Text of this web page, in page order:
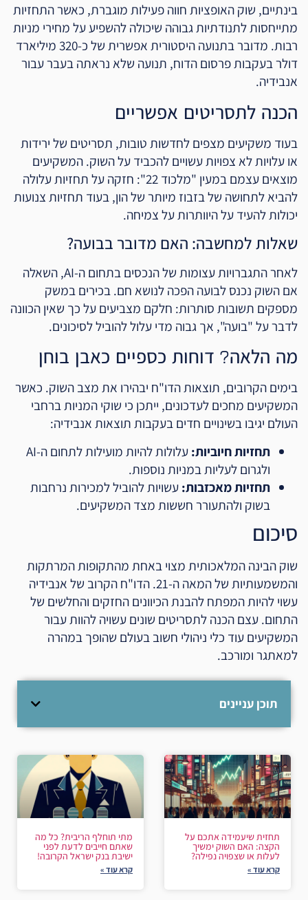
בינתיים, שוק האופציות חווה פעילות מוגברת, כאשר התחזיות
מתייחסות לתנודתיות גבוהה שיכולה להשפיע על מחירי מניות
רבות. מדובר בתנועה היסטורית אפשרית של כ-320 מיליארד
דולר בעקבות פרסום הדוח, תנועה שלא נראתה בעבר עבור
אנבידיה.
הכנה לתסריטים אפשריים
בעוד משקיעים מצפים לחדשות טובות, תסריטים של ירידות
או עלויות לא צפויות עשויים להכביד על השוק. המשקיעים
מוצאים עצמם במעין "מלכוד 22": חזקה על תחזיות עלולה
להביא לתחושה של בזבוז מיותר של הון, בעוד תחזיות צנועות
יכולות להעיד על היוותרות על צמיחה.
שאלות למחשבה: האם מדובר בבועה?
לאחר התגברויות עצומות של הנכסים בתחום ה-AI, השאלה
אם השוק נכנס לבועה הפכה לנושא חם. בכירים במשק
מספקים תשובות סותרות: חלקם מצביעים על כך שאין הכוונה
לדבר על "בועה", אך גבוה מדי עלול להוביל לסיכונים.
מה הלאה? דוחות כספיים כאבן בוחן
בימים הקרובים, תוצאות הדו"ח יבהירו את מצב השוק. כאשר
המשקיעים מחכים לעדכונים, ייתכן כי שוקי המניות ברחבי
העולם יגיבו בשינויים חדים בעקבות תוצאות אנבידיה:
תחזיות חיוביות:
עלולות להיות מועילות לתחום ה-AI
ולגרום לעליות במניות נוספות.
תחזיות מאכזבות:עשויות להוביל למכירות נרחבות
בשוק ולהתעורר חששות מצד המשקיעים.
סיכום
שוק הבינה המלאכותית מצוי באחת מהתקופות המרתקות
והמשמעותיות של המאה ה-21. הדו"ח הקרוב של אנבידיה
עשוי להיות המפתח להבנת הכיוונים החזקים והחלשים של
התחום. עצם הכנה לתסריטים שונים עשויה להוות עבור
המשקיעים עוד כלי ניהולי חשוב בעולם שהופך במהרה
למאתגר ומורכב.
תוכן עניינים
תחזית שיעמידה אתכם על
הקצה: האם השוק ימשיך
לעלות או שצפויה נפילה?
קרא עוד »
מתי תוחלף הריבית? כל מה
שאתם חייבים לדעת לפני
ישיבת בנק ישראל הקרובה!
קרא עוד »